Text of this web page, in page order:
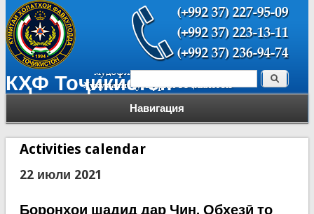
КҲФ Тоҷикистон
Навигация
Форма поиска Поиск
Activities calendar
22 июли 2021
Боронҳои шадид дар Чин. Обхезӣ то